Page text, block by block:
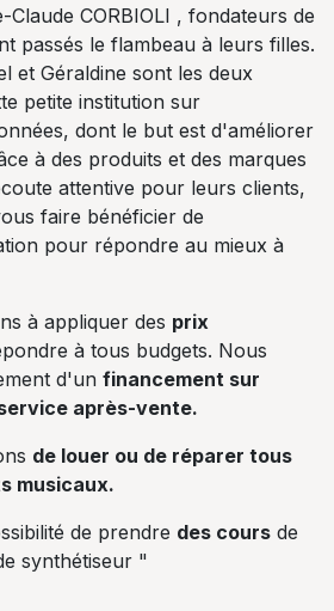
CORBIOLI , fondateurs de
passés le flambeau à leurs filles.
et Géraldine sont les deux
petite institution sur
dont le but est d'améliorer
à des produits et des marques
attentive pour leurs clients,
faire bénéficier de
pour répondre au mieux à
à appliquer des prix
à tous budgets. Nous
d'un financement sur
après-vente.
de louer ou de réparer tous
musicaux.
de prendre des cours de
synthétiseur "